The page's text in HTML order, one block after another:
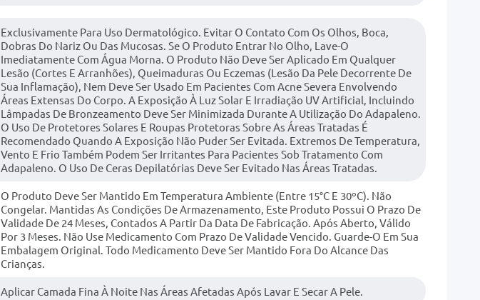
Exclusivamente Para Uso Dermatológico. Evitar O Contato Com Os Olhos, Boca,
Dobras Do Nariz Ou Das Mucosas. Se O Produto Entrar No Olho, Lave-O
Imediatamente Com Água Morna. O Produto Não Deve Ser Aplicado Em Qualquer
Lesão (cortes E Arranhões), Queimaduras Ou Eczemas (lesão Da Pele Decorrente De
Sua Inflamação), Nem Deve Ser Usado Em Pacientes Com Acne Severa Envolvendo
Áreas Extensas Do Corpo. A Exposição À Luz Solar E Irradiação UV Artificial, Incluindo
Lâmpadas De Bronzeamento Deve Ser Minimizada Durante A Utilização Do Adapaleno.
O Uso De Protetores Solares E Roupas Protetoras Sobre As Áreas Tratadas É
Recomendado Quando A Exposição Não Puder Ser Evitada. Extremos De Temperatura,
Vento E Frio Também Podem Ser Irritantes Para Pacientes Sob Tratamento Com
Adapaleno. O Uso De Ceras Depilatórias Deve Ser Evitado Nas Áreas Tratadas.
O Produto Deve Ser Mantido Em Temperatura Ambiente (entre 15°C E 30ºC). Não
Congelar. Mantidas As Condições De Armazenamento, Este Produto Possui O Prazo De
Validade De 24 Meses, Contados A Partir Da Data De Fabricação. Após Aberto, Válido
Por 3 Meses. Não Use Medicamento Com Prazo De Validade Vencido. Guarde-O Em Sua
Embalagem Original. Todo Medicamento Deve Ser Mantido Fora Do Alcance Das
Crianças.
Aplicar Camada Fina À Noite Nas Áreas Afetadas Após Lavar E Secar A Pele.